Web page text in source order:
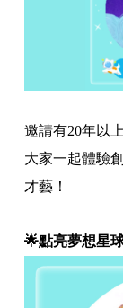
邀請有20年以
大家一起體驗
才藝！
🌟點亮夢想星